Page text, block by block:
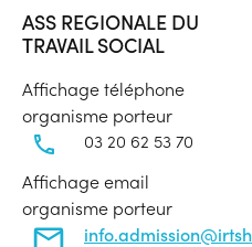
ASS REGIONALE DU
TRAVAIL SOCIAL
Affichage téléphone
organisme porteur
03 20 62 53 70
Affichage email
organisme porteur